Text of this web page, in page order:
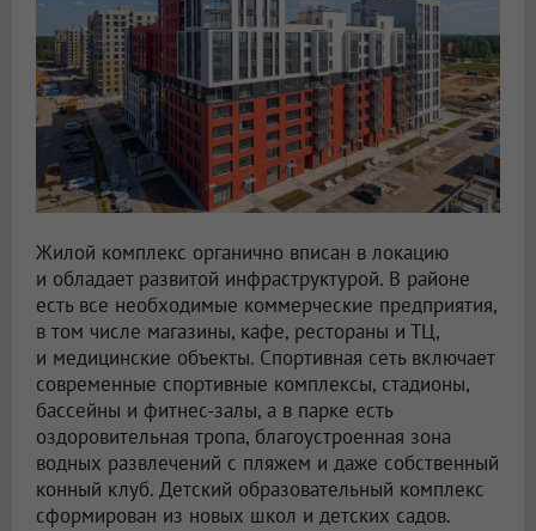
Жилой комплекс органично вписан в локацию
и обладает развитой инфраструктурой. В районе
есть все необходимые коммерческие предприятия,
в том числе магазины, кафе, рестораны и ТЦ,
и медицинские объекты. Спортивная сеть включает
современные спортивные комплексы, стадионы,
бассейны и фитнес-залы, а в парке есть
оздоровительная тропа, благоустроенная зона
водных развлечений с пляжем и даже собственный
конный клуб. Детский образовательный комплекс
сформирован из новых школ и детских садов.